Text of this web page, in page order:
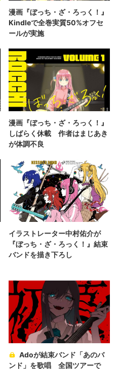
漫画『ぼっち・ざ・ろっく！』
Kindleで全巻実質50%オフセ
ールが実施
漫画『ぼっち・ざ・ろっく！』
しばらく休載 作者はまじあき
が体調不良
イラストレーター中村佑介が
『ぼっち・ざ・ろっく！』結束
バンドを描き下ろし
Adoが結束バンド「あのバ
ンド」を歌唱 全国ツアーで